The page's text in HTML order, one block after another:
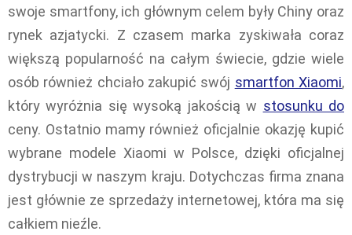
swoje smartfony, ich głównym celem były Chiny oraz
rynek azjatycki. Z czasem marka zyskiwała coraz
większą popularność na całym świecie, gdzie wiele
osób również chciało zakupić swój smartfon Xiaomi,
który wyróżnia się wysoką jakością w stosunku do
ceny. Ostatnio mamy również oficjalnie okazję kupić
wybrane modele Xiaomi w Polsce, dzięki oficjalnej
dystrybucji w naszym kraju. Dotychczas firma znana
jest głównie ze sprzedaży internetowej, która ma się
całkiem nieźle.